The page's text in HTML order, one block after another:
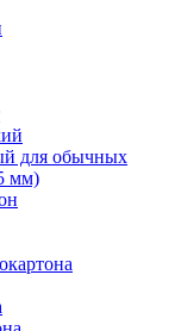
для обычных
мм)